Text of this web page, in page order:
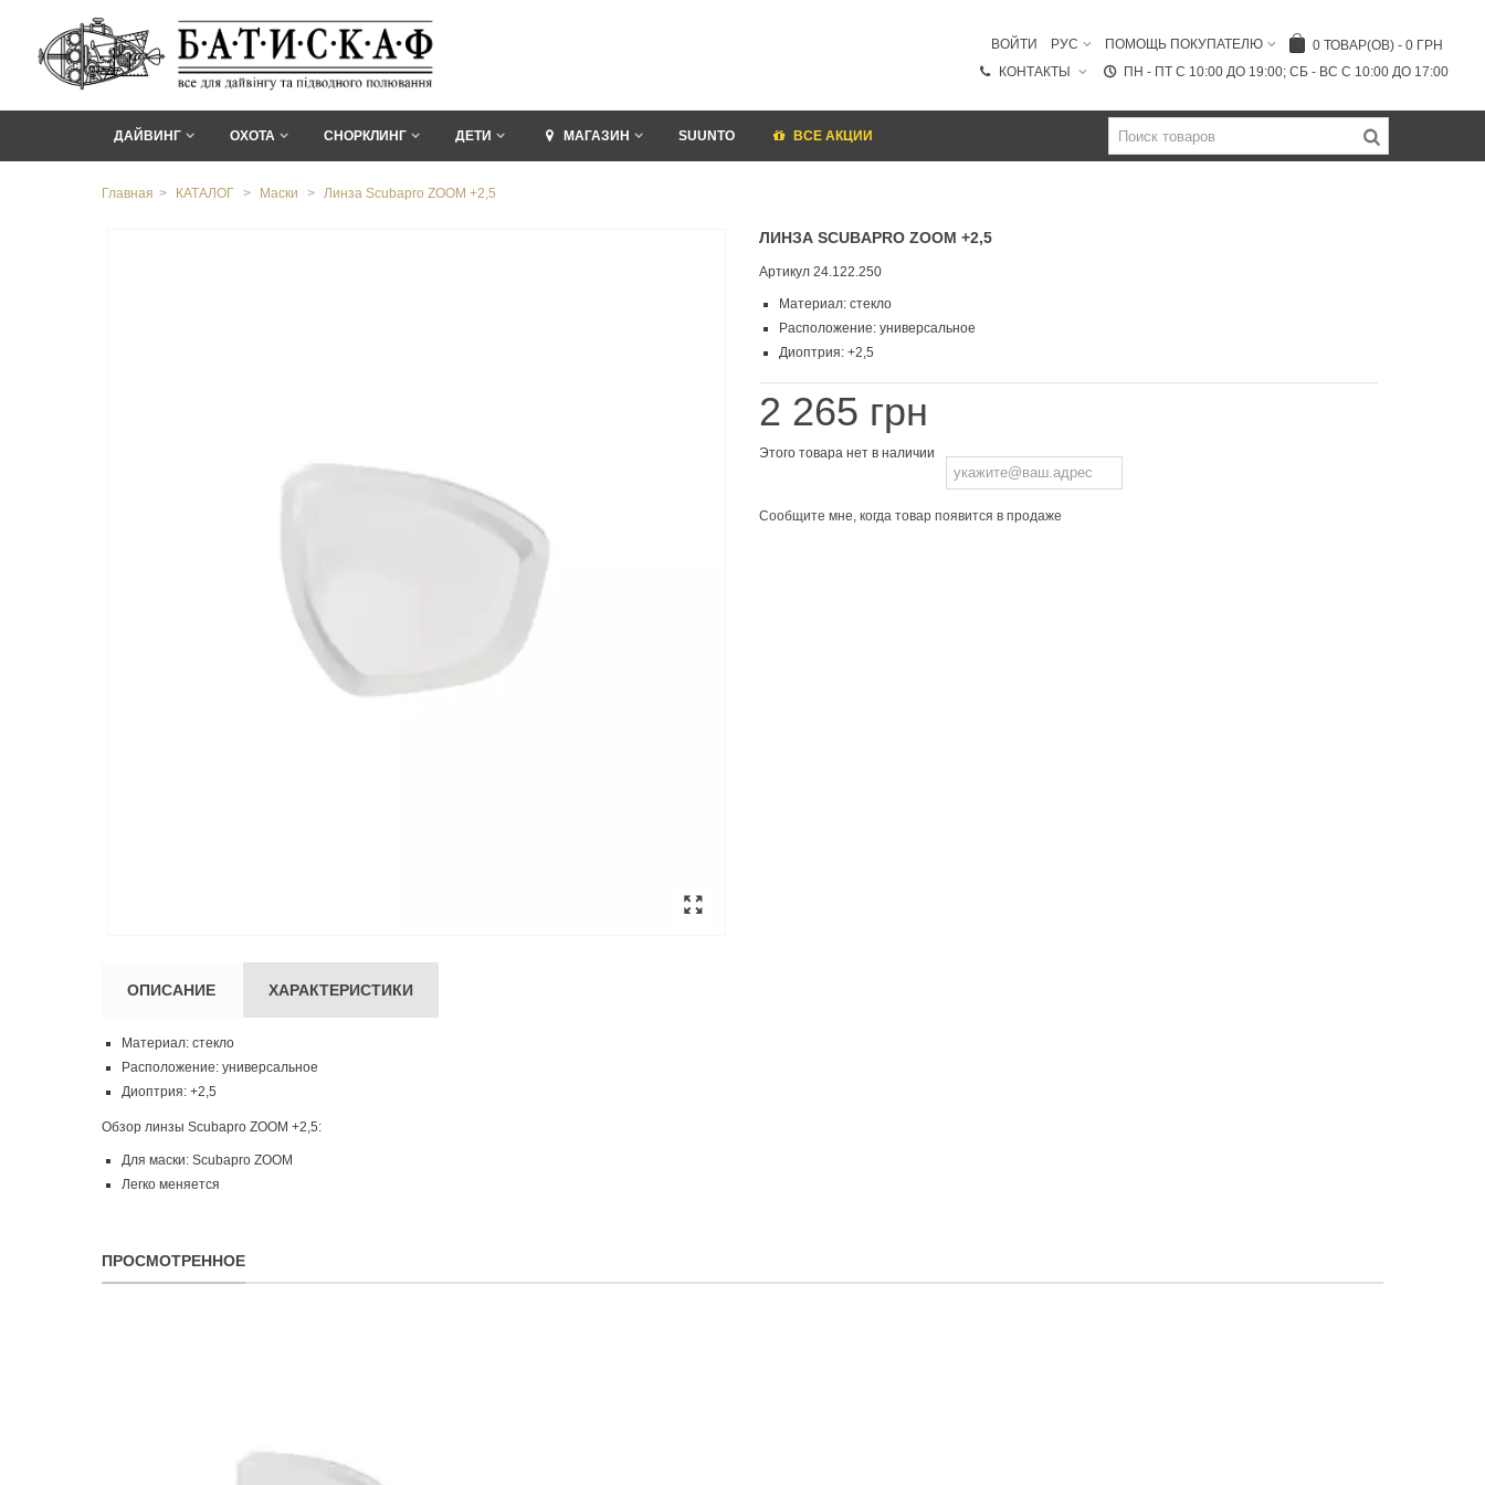
0 ТОВАР(ОВ) - 0 ГРН
ПОМОЩЬ ПОКУПАТЕЛЮ
РУС
ВОЙТИ
ПН - ПТ C 10:00 ДО 19:00; СБ - ВС С 10:00 ДО 17:00
КОНТАКТЫ
ДАЙВИНГ ОХОТА СНОРКЛИНГ ДЕТИ МАГАЗИН SUUNTO ВСЕ АКЦИИ
Главная > КАТАЛОГ > Маски > Линза Scubapro ZOOM +2,5
ЛИНЗА SCUBAPRO ZOOM +2,5
Артикул 24.122.250
Материал: стекло
Расположение: универсальное
Диоптрия: +2,5
2 265 грн
Этого товара нет в наличии
Сообщите мне, когда товар появится в продаже
ОПИСАНИЕ ХАРАКТЕРИСТИКИ
Материал: стекло
Расположение: универсальное
Диоптрия: +2,5
Обзор линзы Scubapro ZOOM +2,5:
Для маски: Scubapro ZOOM
Легко меняется
ПРОСМОТРЕННОЕ